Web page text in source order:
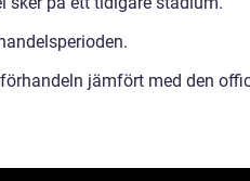
jämfört med den